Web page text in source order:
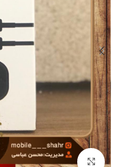
برای بزرگنمایی کلیک